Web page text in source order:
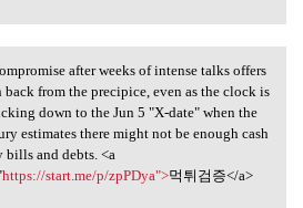
after weeks of
after weeks of intense talks offers
back from the precipice, even as the clock is
down to the Jun 5 "X-date" when the
estimates there might not be enough cash
bills and debts. <a
https://start.me/p/zpPDya">먹튀검증</a>